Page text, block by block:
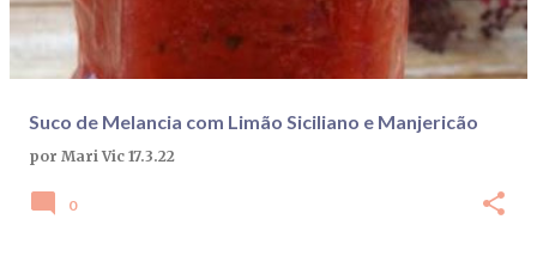
Suco de Melancia com Limão Siciliano e Manjericão
por Mari Vic 17.3.22
0